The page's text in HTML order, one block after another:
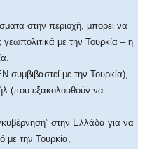
στην περιοχή, μπορεί να
γεωπολιτικά με την Τουρκία – η
με την Τουρκία),
(που εξακολουθούν να
στην Ελλάδα για να
με την Τουρκία,